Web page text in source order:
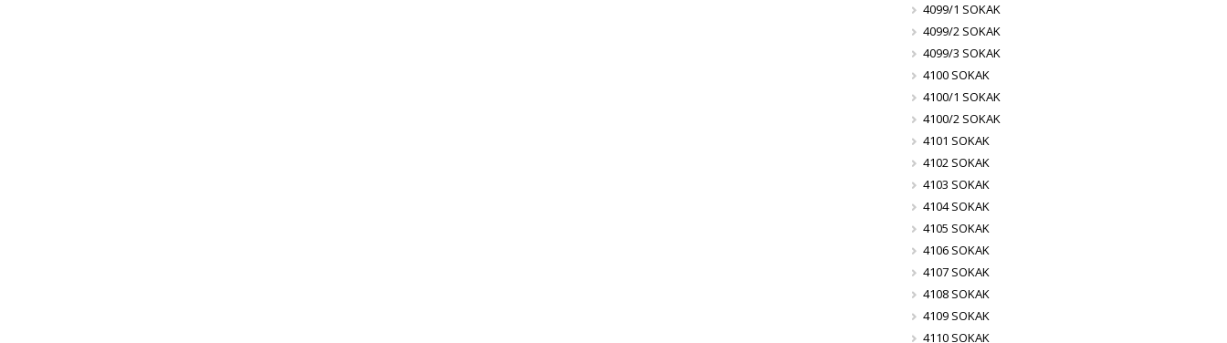
4099/1 SOKAK
4099/2 SOKAK
4099/3 SOKAK
4100 SOKAK
4100/1 SOKAK
4100/2 SOKAK
4101 SOKAK
4102 SOKAK
4103 SOKAK
4104 SOKAK
4105 SOKAK
4106 SOKAK
4107 SOKAK
4108 SOKAK
4109 SOKAK
4110 SOKAK